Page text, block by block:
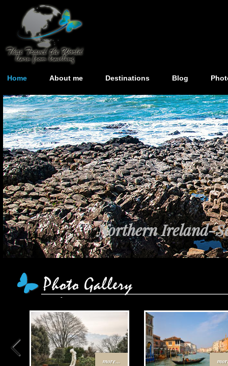
Home About me Destinations Blog
Northern Ireland-
more...